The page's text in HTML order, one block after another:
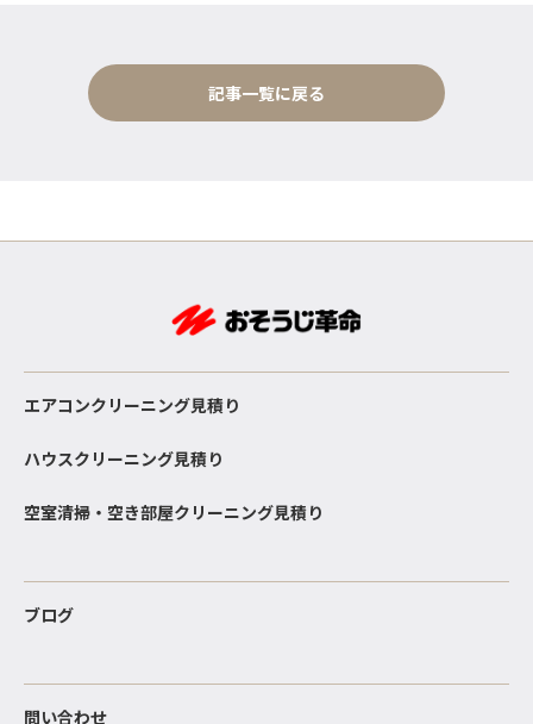
記事一覧に戻る
エアコンクリーニング見積り
ハウスクリーニング見積り
空室清掃・空き部屋クリーニング見積り
ブログ
問い合わせ